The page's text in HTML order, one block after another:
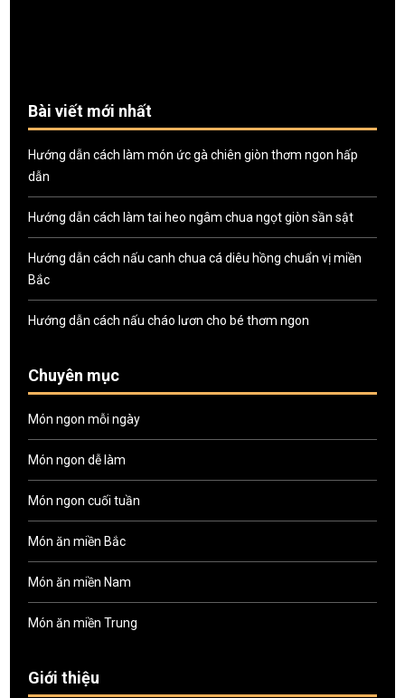
Bài viết mới nhất
Hướng dẫn cách làm món ức gà chiên giòn thơm ngon hấp
dẫn
Hướng dẫn cách làm tai heo ngâm chua ngọt giòn sần sật
Hướng dẫn cách nấu canh chua cá diêu hồng chuẩn vị miền
Bắc
Hướng dẫn cách nấu cháo lươn cho bé thơm ngon
Chuyên mục
Món ngon mỗi ngày
Món ngon dễ làm
Món ngon cuối tuần
Món ăn miền Bắc
Món ăn miền Nam
Món ăn miền Trung
Giới thiệu